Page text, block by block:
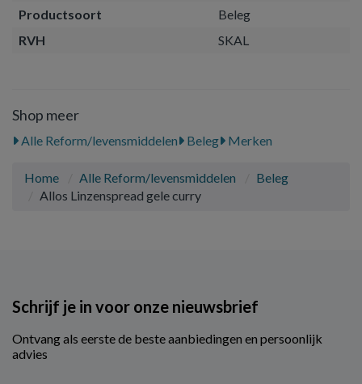
Productsoort
Beleg
RVH
SKAL
Shop meer
Alle Reform/levensmiddelen Beleg Merken
Home Alle Reform/levensmiddelen
Beleg
Allos Linzenspread gele curry
Schrijf je in voor onze nieuwsbrief
Ontvang als eerste de beste aanbiedingen en persoonlijk
advies